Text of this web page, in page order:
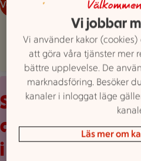
Veckans reklamblad
Röd bakgrund med stor rosa
Scrolla veckans
alla erbjudanden
i ICA-appen
Vi jobbar
Vi använder kakor
att göra våra tjänster mer
bättre upplevelse. De
marknadsföring. Besöker
kanaler i inloggat läge
Läs mer om